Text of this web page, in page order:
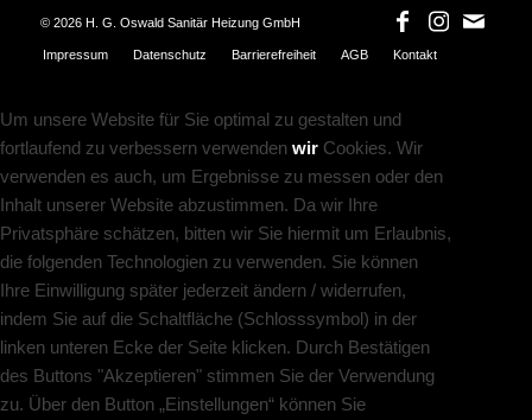
©2026 H. G. Oswald Sanitär Heizung GmbH
Impressum Datenschutz Barrierefreiheit AGB Kontakt
Um unsere Website für Sie optimal zu gestalten und
fortlaufend zu verbessern verwenden wir Cookies. Wir
verwenden es auch, um Ergebnisse zu messen oder den
Inhalt unserer Website abzustimmen. Da wir Ihre
Privatsphäre schätzen, bitten wir Sie hiermit um Erlaubnis,
die folgenden Technologien zu verwenden. Sie können
Ihre Einwilligung später jederzeit ändern / widerrufen,
indem Sie auf die Schaltfläche (Schlosssymbol) in der
linken unteren Ecke der Seite klicken. Durch Bestätigen
des Buttons "Akzeptieren" stimmen Sie der Verwendung
zu. Über den Button „Einstellungen“ können Sie